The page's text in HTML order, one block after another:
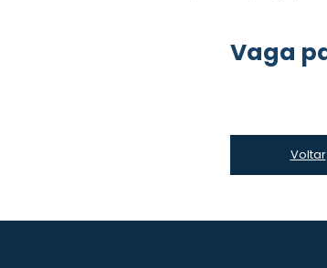
Vaga
Voltar